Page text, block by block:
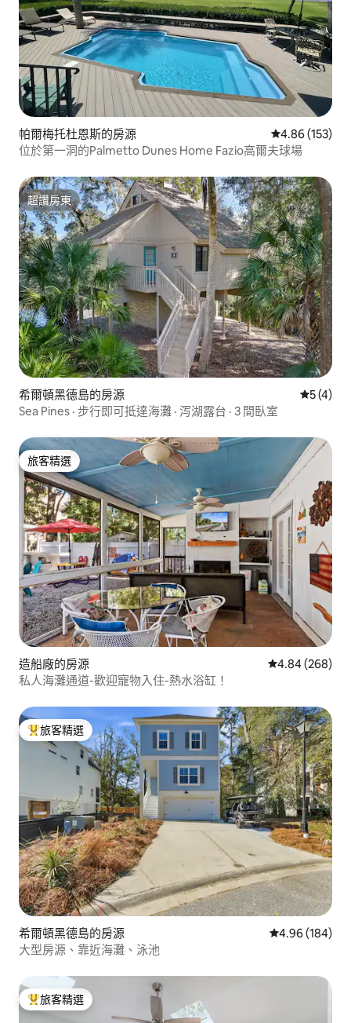
帕爾梅托杜恩斯的房源 從 153 則評價
4.86 (153)
位於第一洞的Palmetto Dunes Home Fazio高爾夫球場
超讚房東
超讚房東
希爾頓黑德島的房源 從 4 則評
5 (4)
Sea Pines · 步行即可抵達海灘 · 泻湖露台 · 3 間臥室
旅客精選
旅客精選
造船廠的房源 從 268 則評價
4.84 (268)
私人海灘通道-歡迎寵物入住-熱水浴缸！
旅客精選榜首
旅客精選
希爾頓黑德島的房源 從 184 則評價
4.96 (184)
大型房源、靠近海灘、泳池
旅客精選榜首
旅客精選